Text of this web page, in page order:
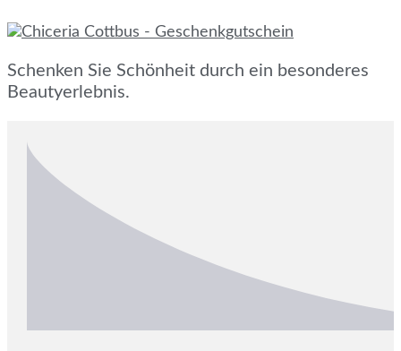
Schenken Sie Schönheit durch ein besonderes
Beautyerlebnis.